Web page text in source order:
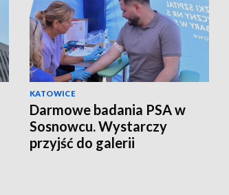
KATOWICE
Darmowe badania PSA w
Sosnowcu. Wystarczy
przyjść do galerii